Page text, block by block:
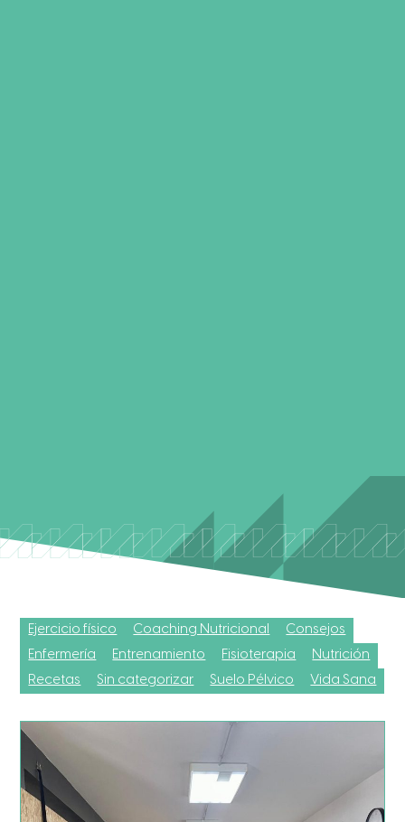
Ejercicio físico Coaching Nutricional
Consejos
Enfermería
Entrenamiento Fisioterapia
Nutrición
Recetas
Sin categorizar Suelo Pélvico Vida Sana